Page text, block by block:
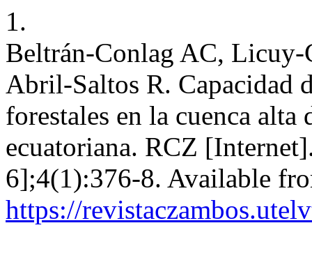
1.
Beltrán-Conlag AC,
Abril-Saltos R. Capacidad
forestales en la cuenca
ecuatoriana. RCZ
6];4(1):376-8. Available
https://